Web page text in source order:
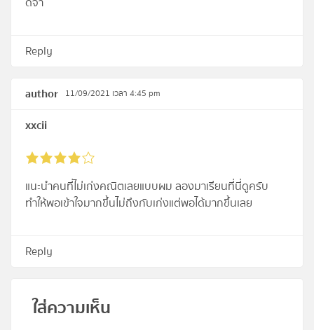
Reply
author 11/09/2021 เวลา 4:45 pm
xxcii
แนะนำคนที่ไม่เก่งคณิตเลยแบบผม ลองมาเรียนที่นี่ดูครับ
ทำให้พอเข้าใจมากขึ้นไม่ถึงกับเก่งแต่พอได้มากขึ้นเลย
Reply
ใส่ความเห็น